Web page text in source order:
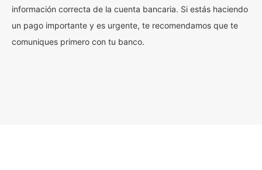
información correcta de la cuenta bancaria. Si estás haciendo
un pago importante y es urgente, te recomendamos que te
comuniques primero con tu banco.